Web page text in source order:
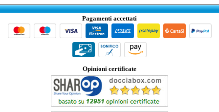
Pagamenti accettati
Opinioni certificate